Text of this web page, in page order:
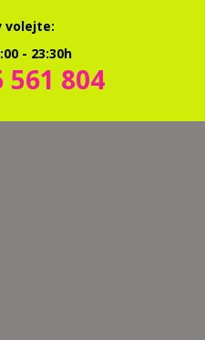
volejte:
- 23:30h
561 804